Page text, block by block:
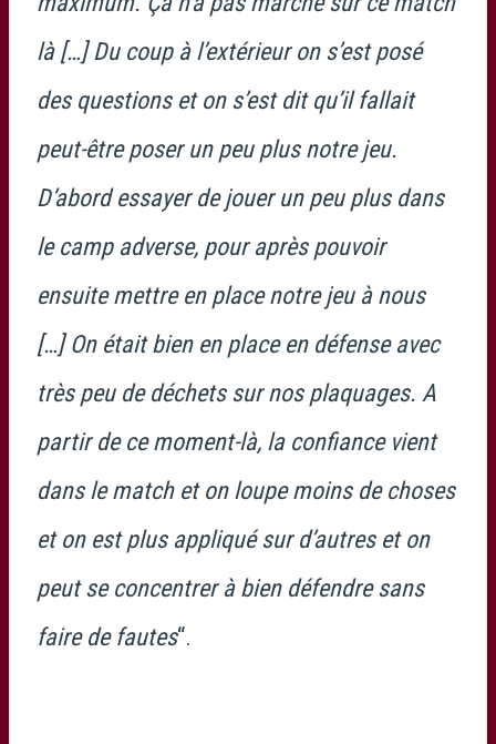
là […] Du coup à l’extérieur on s’est posé
des questions et on s’est dit qu’il fallait
peut-être poser un peu plus notre jeu.
D’abord essayer de jouer un peu plus dans
le camp adverse, pour après pouvoir
ensuite mettre en place notre jeu à nous
[…] On était bien en place en défense avec
très peu de déchets sur nos plaquages. A
partir de ce moment-là, la confiance vient
dans le match et on loupe moins de choses
et on est plus appliqué sur d’autres et on
peut se concentrer à bien défendre sans
faire de fautes“.